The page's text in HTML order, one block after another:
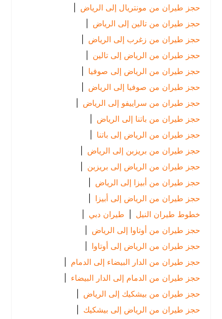
حجز طيران من مونتريال إلى الرياض
|
حجز طيران من تالين إلى الرياض
|
حجز طيران من زغرب إلى الرياض
|
حجز طيران من الرياض إلى تالين
|
حجز طيران من الرياض إلى صوفيا
|
حجز طيران من صوفيا إلى الرياض
|
حجز طيران من سراييفو إلى الرياض
|
حجز طيران من باتنا إلى الرياض
|
حجز طيران من الرياض إلى باتنا |
حجز طيران من بريزبن إلى الرياض
|
حجز طيران من الرياض إلى بريزبن |
حجز طيران من أبيزا إلى الرياض
|
حجز طيران من الرياض إلى أبيزا
خطوط طيران النيل | طيران دبي |
حجز طيران من أوتاوا إلى الرياض
|
حجز طيران من الرياض إلى أوتاوا |
حجز طيران من الدار البيضاء إلى الدمام
|
حجز طيران من الدمام إلى الدار البيضاء |
حجز طيران من بيشكيك إلى الرياض
|
حجز طيران من الرياض إلى بيشكيك |